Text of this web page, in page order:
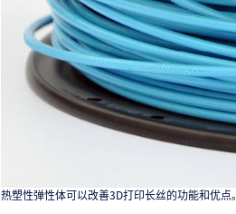
热塑性弹性体可以改善3D打印长丝的功能和优点。